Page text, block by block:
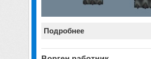
Подробнее